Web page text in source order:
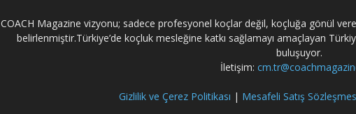
COACH Magazine vizyonu; sadece profesyonel koçlar değil, koçluğa gönül
belirlenmiştir.Türkiye’de koçluk mesleğine katkı sağlamayı amaçlayan
buluşuyor.
İletişim:
Gizlilik ve Çerez Politikası | Mesafeli Satış